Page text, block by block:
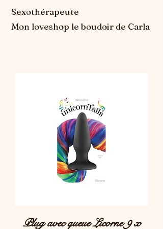
Sexothérapeute
Mon loveshop le boudoir de Carla
Plug avec queue Licorne 9 x